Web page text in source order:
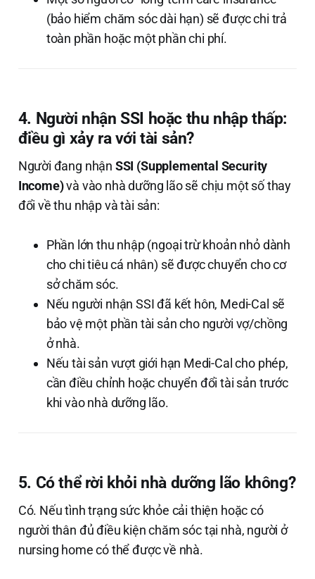
(bảo hiểm chăm sóc dài hạn) sẽ được chi trả
toàn phần hoặc một phần chi phí.
4. Người nhận SSI hoặc thu nhập thấp:
điều gì xảy ra với tài sản?
Người đang nhận SSI (Supplemental Security
Income)và vào nhà dưỡng lão sẽ chịu một số thay
đổi về thu nhập và tài sản:
Phần lớn thu nhập (ngoại trừ khoản nhỏ dành
cho chi tiêu cá nhân) sẽ được chuyển cho cơ
sở chăm sóc.
Nếu người nhận SSI đã kết hôn, Medi-Cal sẽ
bảo vệ một phần tài sản cho người vợ/chồng
ở nhà.
Nếu tài sản vượt giới hạn Medi-Cal cho phép,
cần điều chỉnh hoặc chuyển đổi tài sản trước
khi vào nhà dưỡng lão.
5. Có thể rời khỏi nhà dưỡng lão không?
Có. Nếu tình trạng sức khỏe cải thiện hoặc có
người thân đủ điều kiện chăm sóc tại nhà, người ở
nursing home có thể được về nhà.